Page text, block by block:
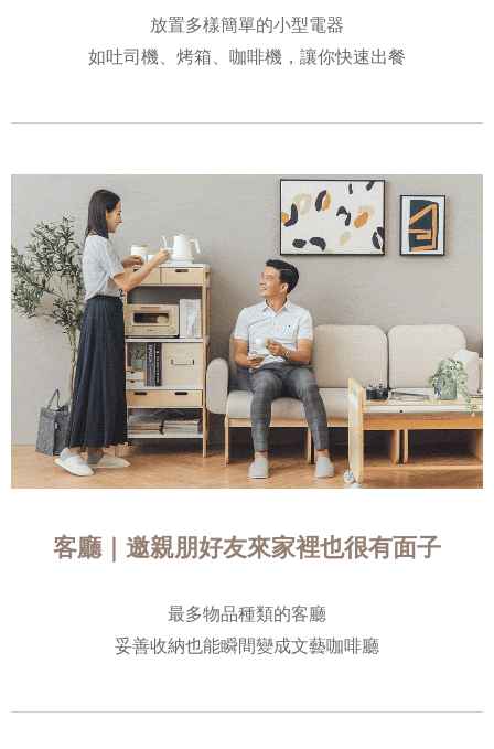
放置多樣簡單的小型電器
如吐司機、烤箱、咖啡機，讓你快速出餐
客廳｜邀親朋好友來家裡也很有面子
最多物品種類的客廳
妥善收納也能瞬間變成文藝咖啡廳